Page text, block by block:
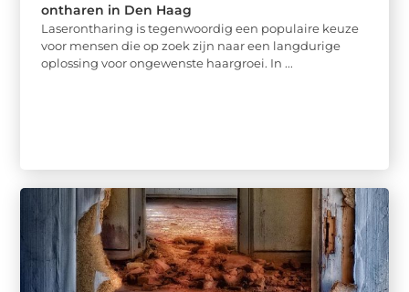
ontharen in Den Haag
Laserontharing is tegenwoordig een populaire keuze
voor mensen die op zoek zijn naar een langdurige
oplossing voor ongewenste haargroei. In ...